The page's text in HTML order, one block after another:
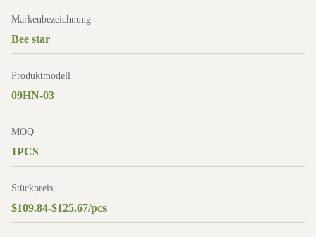
Markenbezeichnung
Bee star
Produktmodell
09HN-03
MOQ
1PCS
Stückpreis
$109.84-$125.67/pcs